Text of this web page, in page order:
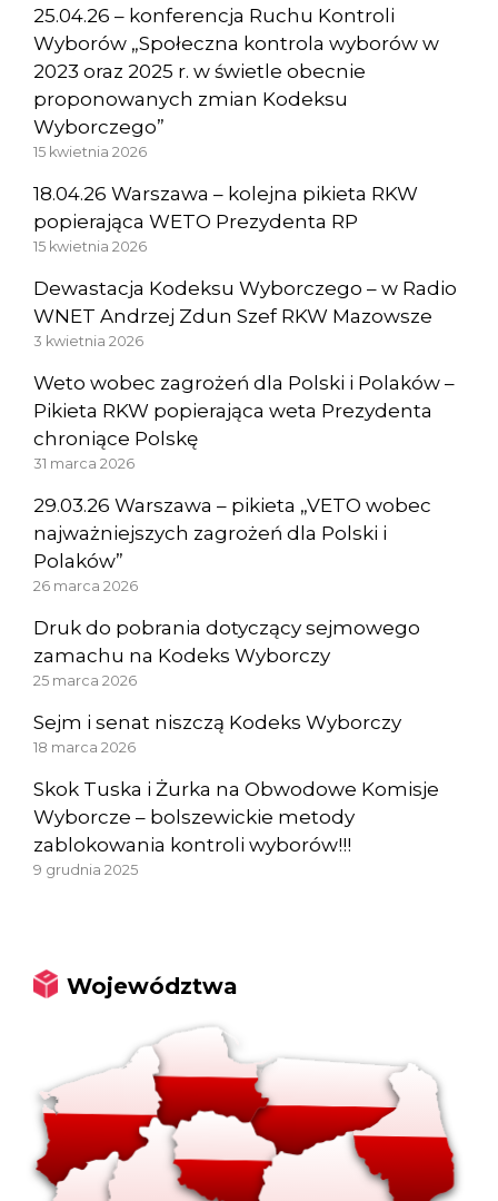
25.04.26 – konferencja Ruchu Kontroli
Wyborów „Społeczna kontrola wyborów w
2023 oraz 2025 r. w świetle obecnie
proponowanych zmian Kodeksu
Wyborczego”
15 kwietnia 2026
18.04.26 Warszawa – kolejna pikieta RKW
popierająca WETO Prezydenta RP
15 kwietnia 2026
Dewastacja Kodeksu Wyborczego – w Radio
WNET Andrzej Zdun Szef RKW Mazowsze
3 kwietnia 2026
Weto wobec zagrożeń dla Polski i Polaków –
Pikieta RKW popierająca weta Prezydenta
chroniące Polskę
31 marca 2026
29.03.26 Warszawa – pikieta „VETO wobec
najważniejszych zagrożeń dla Polski i
Polaków”
26 marca 2026
Druk do pobrania dotyczący sejmowego
zamachu na Kodeks Wyborczy
25 marca 2026
Sejm i senat niszczą Kodeks Wyborczy
18 marca 2026
Skok Tuska i Żurka na Obwodowe Komisje
Wyborcze – bolszewickie metody
zablokowania kontroli wyborów!!!
9 grudnia 2025
Województwa